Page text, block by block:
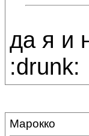
да я и
:drunk:
Марокко